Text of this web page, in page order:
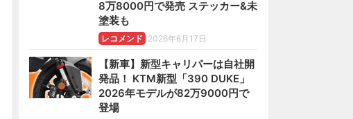
8万8000円で発売 ステッカー&未
塗装も
レコメンド 2026年6月17日
【新車】新型キャリパーは自社開
発品！ KTM新型「390 DUKE」
2026年モデルが82万9000円で
登場